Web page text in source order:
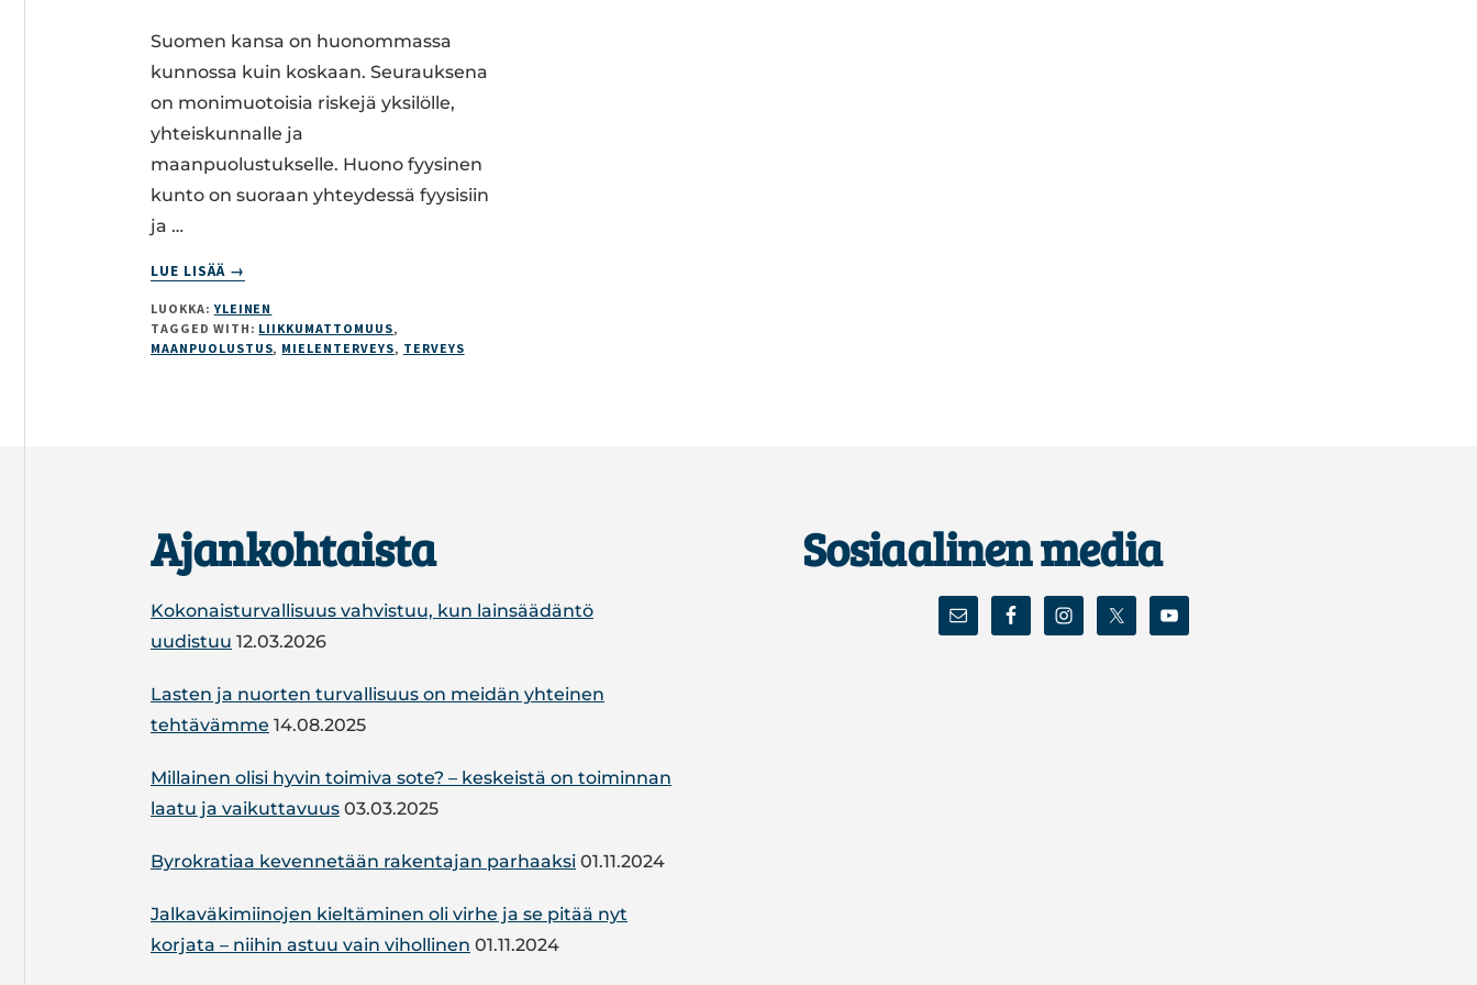
Suomen kansa on huonommassa
kunnossa kuin koskaan. Seurauksena
on monimuotoisia riskejä yksilölle,
yhteiskunnalle ja
maanpuolustukselle. Huono fyysinen
kunto on suoraan yhteydessä fyysisiin
ja …
LUE LISÄÄ
ABOUT
ON
VAKAVA
→
LUOKKA:YLEINEN
TAGGED WITH: LIIKKUMATTOMUUS,
MAANPUOLUSTUS, MIELENTERVEYS, TERVEYS
Ajankohtaista
Kokonaisturvallisuus vahvistuu, kun lainsäädäntö
uudistuu 12.03.2026
Lasten ja nuorten turvallisuus on meidän yhteinen
tehtävämme 14.08.2025
Mil­lai­nen olisi hyvin toimiva sote? – kes­keis­tä on toi­min­nan
laatu ja vai­kut­ta­vuus 03.03.2025
By­ro­kra­tiaa ke­ven­ne­tään ra­ken­ta­jan par­haak­si 01.11.2024
Jal­ka­vä­ki­mii­no­jen kiel­tä­mi­nen oli virhe ja se pitää nyt
korjata – niihin astuu vain vi­hol­li­nen 01.11.2024
Sosiaalinen media